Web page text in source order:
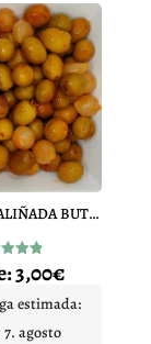
variantes.
Las
opciones
se
pueden
elegir
en
la
de
producto
ACEITUNAS ALIÑADA BUTANITA
5
3,00€
estimada:
agosto